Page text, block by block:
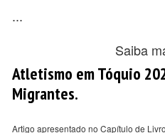
...
Saiba
Atletismo em Tóquio
Migrantes.
Artigo apresentado no Capítulo de Livro